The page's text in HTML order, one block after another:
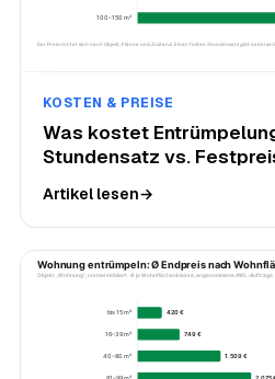
KOSTEN & PREISE
Was kostet
Stundensatz vs.
Artikel lesen→